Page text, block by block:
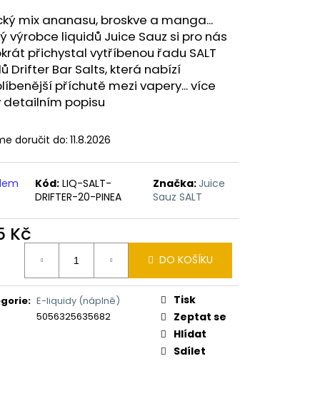
mix ananasu, broskve a manga...
výrobce liquidů Juice Sauz si pro nás
přichystal vytříbenou řadu SALT
Drifter Bar Salts, která nabízí
příchutě mezi vapery... více
detailním popisu
doručit do: 11.8.2026
Kód: LIQ-SALT-
DRIFTER-20-PINEA
Značka:Juice
Sauz SALT
Kč
DO KOŠÍKU
: E-liquidy (náplně)
5056325635682
Tisk
Zeptat se
Hlídat
Sdílet
Následující
BLEND 10ML-
TABÁK)